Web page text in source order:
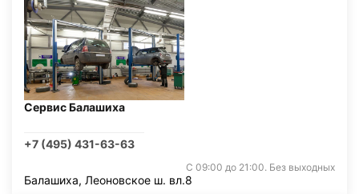
Сервис Балашиха
+7 (495) 431-63-63
С 09:00 до 21:00. Без выходных
Балашиха, Леоновское ш. вл.8